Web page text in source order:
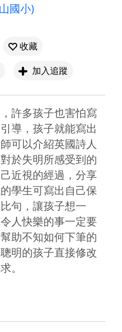
國小)
收藏
加入追蹤
許多孩子也害怕寫
導，孩子就能寫出
可以介紹英國詩人
於失明所感受到的
近視的經過，分享
學生可寫出自己保
句，讓孩子想一
人快樂的事一定要
助不知如何下筆的
明的孩子直接修改
。